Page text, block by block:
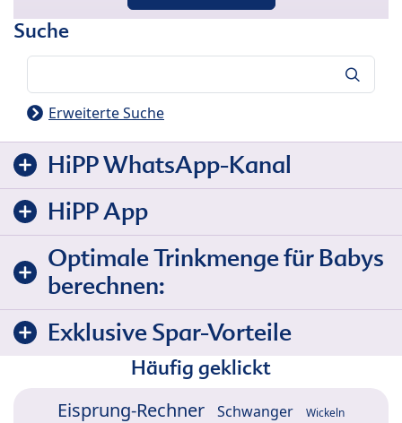
Suche
Erweiterte Suche
HiPP WhatsApp-Kanal
HiPP App
Optimale Trinkmenge für Babys
berechnen:
Exklusive Spar-Vorteile
Häufig geklickt
Eisprung-Rechner Schwanger Wickeln